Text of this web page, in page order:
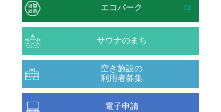
エコパーク
サウナのまち
空き施設の
利用者募集
電子申請